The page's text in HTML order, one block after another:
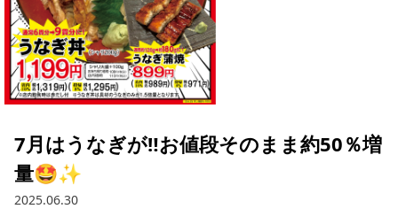
会社概要
沿革
経営陣
所在地
や台ずし
ニパチ
これや
焼とりてっぱん
IR情報トップ
会長メッセージ
コーポレートガバナンス
財務情報
採用情報
採用情報トップ
パート・アルバイト
店舗物件・店舗施工管理業者の募集
お問い合わせ
お問い合わせトップ
このサイトについて
7月はうなぎが‼️お値段そのまま約50％増
量🤩✨
2025.06.30